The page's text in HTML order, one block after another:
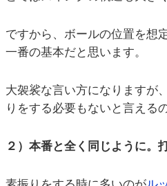
ですから、ボールの位置を想
一番の基本だと思います。
大袈裟な言い方になりますが
りをする必要もないと言える
２）本番と全く同じように。